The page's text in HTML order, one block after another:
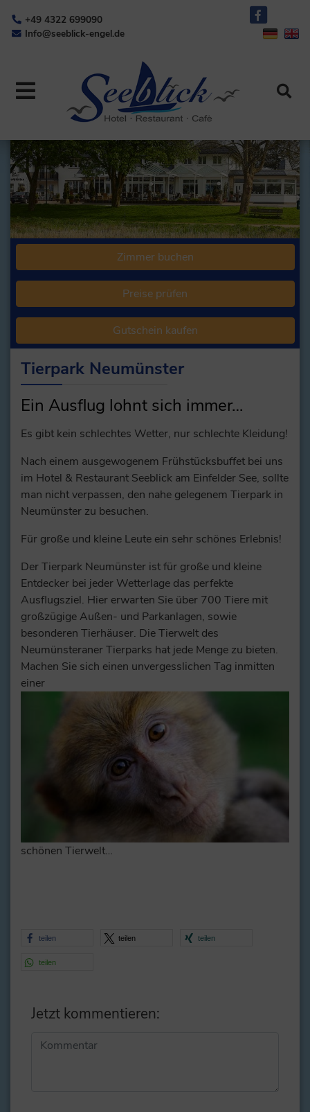
+49 4322 699090
Info@seeblick-engel.de
Zimmer buchen
Preise prüfen
Gutschein kaufen
Tierpark Neumünster
Ein Ausflug lohnt sich immer…
Es gibt kein schlechtes Wetter, nur schlechte Kleidung!
Nach einem ausgewogenem Frühstücksbuffet bei uns
im Hotel & Restaurant Seeblick am Einfelder See, sollte
man nicht verpassen, den nahe gelegenem Tierpark in
Neumünster zu besuchen.
Für große und kleine Leute ein sehr schönes Erlebnis!
Der Tierpark Neumünster ist für große und kleine
Entdecker bei jeder Wetterlage das perfekte
Ausflugsziel. Hier erwarten Sie über 700 Tiere mit
großzügige Außen- und Parkanlagen, sowie
besonderen Tierhäuser. Die Tierwelt des
Neumünsteraner Tierparks hat jede Menge zu bieten.
Machen Sie sich einen unvergesslichen Tag inmitten
einer
schönen Tierwelt…
teilen teilen teilen
teilen
Jetzt kommentieren:
Alternative: